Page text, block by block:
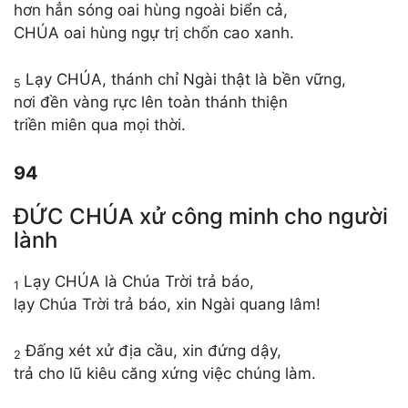
hơn hẳn sóng oai hùng ngoài biển cả,
CHÚA oai hùng ngự trị chốn cao xanh.
5 Lạy CHÚA, thánh chỉ Ngài thật là bền vững,
nơi đền vàng rực lên toàn thánh thiện
triền miên qua mọi thời.
94
ĐỨC CHÚA xử công minh cho người
lành
1 Lạy CHÚA là Chúa Trời trả báo,
lạy Chúa Trời trả báo, xin Ngài quang lâm!
2 Đấng xét xử địa cầu, xin đứng dậy,
trả cho lũ kiêu căng xứng việc chúng làm.